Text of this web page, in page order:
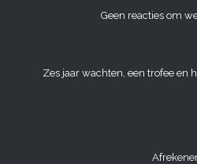
Geen reacties om
Zes jaar wachten, een trofee en